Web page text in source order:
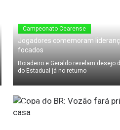
Campeonato Cearense
Jogadores comemoram
focados
Boiadeiro e Geraldo revelam desejo
do Estadual já no returno
07 de Abril de 2011